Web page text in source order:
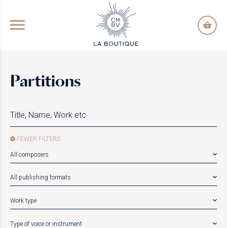
GO TO PRINCIPAL CONTENT
Partitions
FEWER FILTERS
All composers
All publishing formats
Work type
Type of voice or instrument